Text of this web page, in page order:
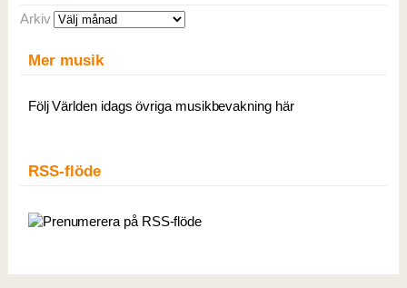
Arkiv
Mer musik
Följ Världen idags övriga musikbevakning här
RSS-flöde